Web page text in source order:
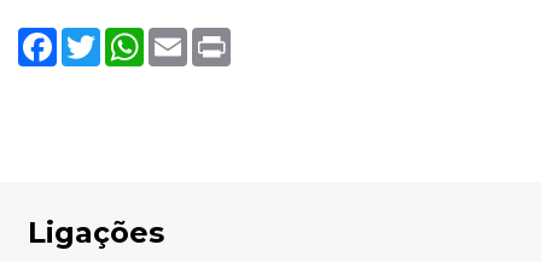
FacebookTwitterWhatsApp
Email
Ligações